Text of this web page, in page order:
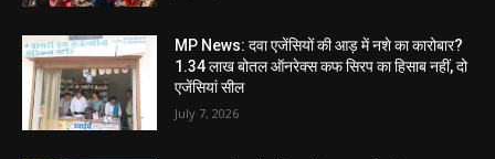
MP News: दवा एजेंसियों की आड़ में नशे का कारोबार?
1.34 लाख बोतल ऑनरेक्स कफ सिरप का हिसाब नहीं, दो
एजेंसियां सील
July 7, 2026